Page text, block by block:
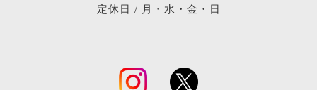
定休日 / 月・水・金・日